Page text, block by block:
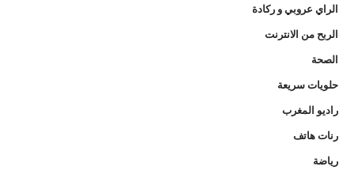
الراي عروبي و ركادة
الربح من الانترنت
الصحة
حلويات سريعة
راديو المغرب
رنات هاتف
رياضة